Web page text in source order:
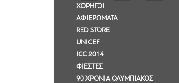
ΧΟΡΗΓΟΙ
ΑΦΙΕΡΩΜΑΤΑ
RED STORE
UNICEF
ICC 2014
ΦΙΕΣΤΕΣ
90 ΧΡΟΝΙΑ ΟΛΥΜΠΙΑΚΟΣ